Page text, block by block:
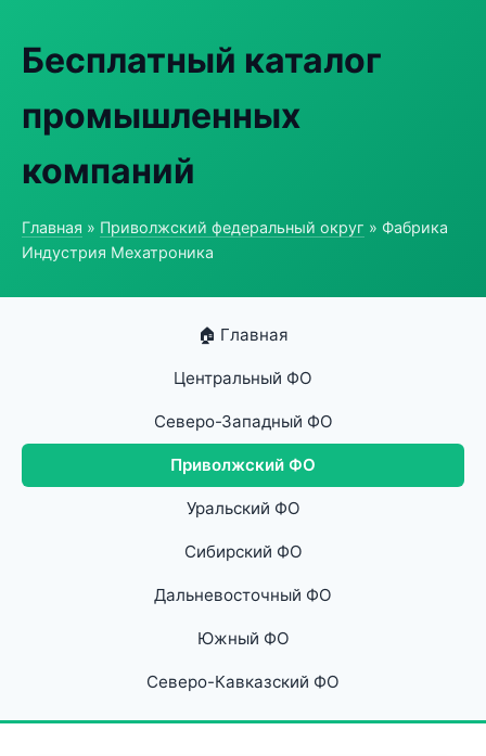
Бесплатный каталог
промышленных
компаний
Главная » Приволжский федеральный округ » Фабрика
Индустрия Мехатроника
🏠 Главная
Центральный ФО
Северо-Западный ФО
Приволжский ФО
Уральский ФО
Сибирский ФО
Дальневосточный ФО
Южный ФО
Северо-Кавказский ФО